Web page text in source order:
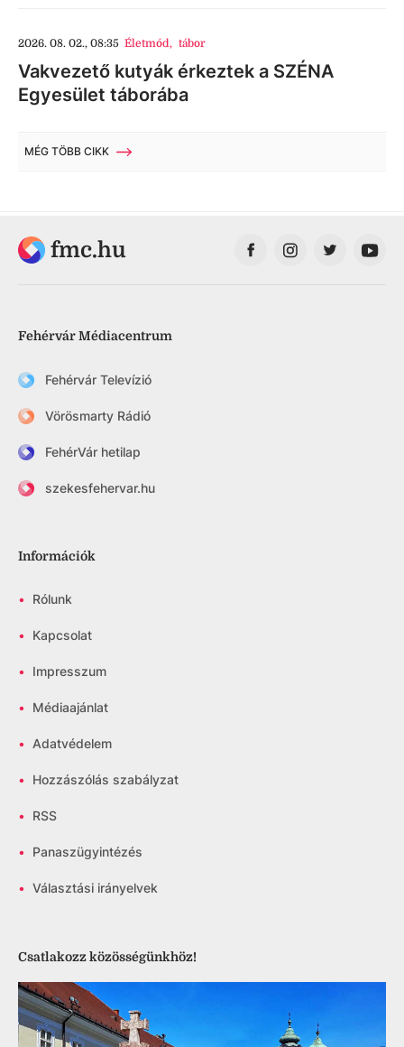
2026. 08. 02., 08:35 Életmód, tábor
Vakvezető kutyák érkeztek a SZÉNA
Egyesület táborába
MÉG TÖBB CIKK
fmc.hu
Fehérvár Médiacentrum
Fehérvár Televízió
Vörösmarty Rádió
FehérVár hetilap
szekesfehervar.hu
Információk
• Rólunk
• Kapcsolat
• Impresszum
• Médiaajánlat
• Adatvédelem
• Hozzászólás szabályzat
• RSS
• Panaszügyintézés
• Választási irányelvek
Csatlakozz közösségünkhöz!